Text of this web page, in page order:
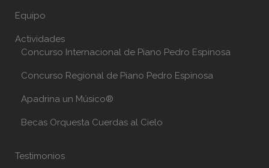
Equipo
Actividades
Concurso Internacional de Piano Pedro Espinosa
Concurso Regional de Piano Pedro Espinosa
Apadrina un Músico®
Becas Orquesta Cuerdas al Cielo
Testimonios